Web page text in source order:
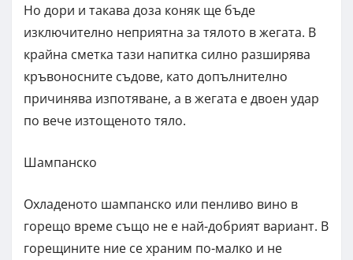
Но дори и такава доза коняк ще бъде
изключително неприятна за тялото в жегата. В
крайна сметка тази напитка силно разширява
кръвоносните съдове, като допълнително
причинява изпотяване, а в жегата е двоен удар
по вече изтощеното тяло.
Шампанско
Охладеното шампанско или пенливо вино в
горещо време също не е най-добрият вариант. В
горещините ние се храним по-малко и не